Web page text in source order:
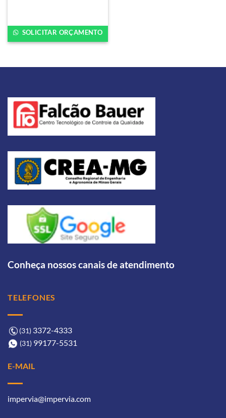
SOLICITAR ORÇAMENTO
Conheça nossos canais de atendimento
TELEFONES
(31) 3372-4333ㅤ
(31) 99177-5531ㅤㅤ
E-MAIL
impervia@impervia.com